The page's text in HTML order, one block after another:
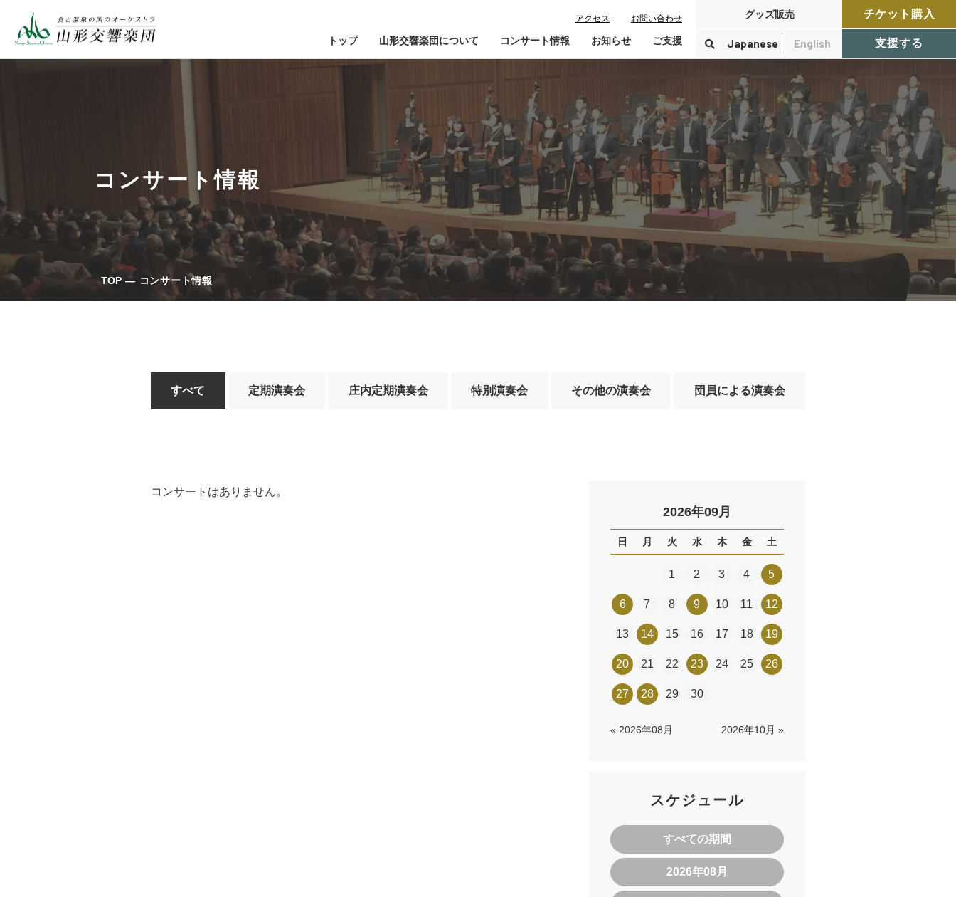
アクセス お問い合わせ
トップ 山形交響楽団について
山響が目指すもの
指揮者・楽団員紹介
山響アマデウスコア
山響の教育・地域交流
動画で見る山響
団体情報
コンサート情報
チケット購入ガイド
鑑賞会員入会
定期演奏会アーカイブ
お知らせ ご支援
寄付控除について
グッズ販売
Japanese English
チケット購入
支援する
コンサート情報
TOP コンサート情報
すべて 定期演奏会 庄内定期演奏会 特別演奏会 その他の演奏会 団員による演奏会
コンサートはありません。
2026年09月
日 月 火 水 木 金 土
1 2 3 4 5
6 7 8 9 10 11 12
13 14 15 16 17 18 19
20 21 22 23 24 25 26
27 28 29 30
« 2026年08月 2026年10月 »
スケジュール
すべての期間
2026年08月